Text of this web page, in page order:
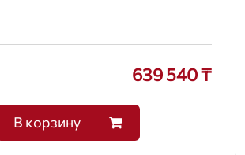
639 540 ₸
В корзину